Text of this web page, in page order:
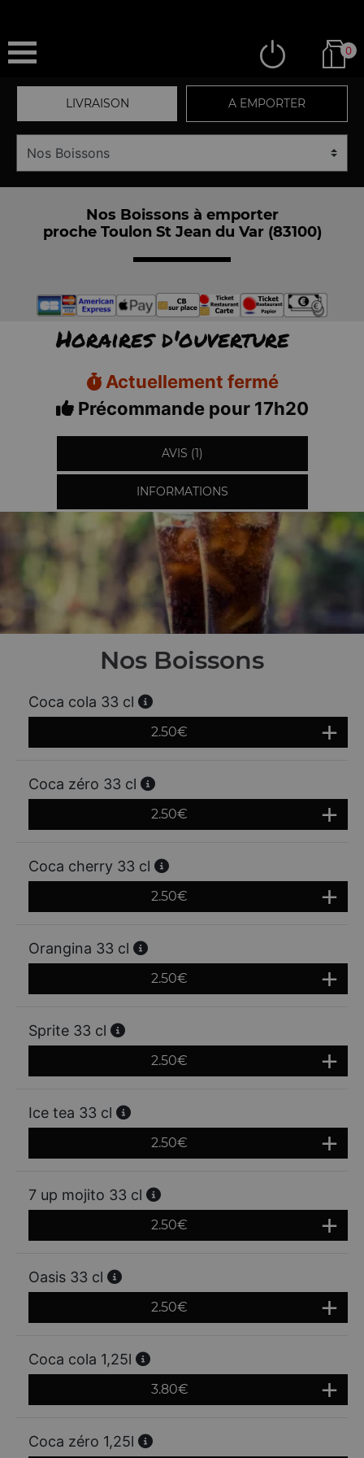
0
LIVRAISON A EMPORTER
Nos Boissons à emporter
proche Toulon St Jean du Var (83100)
Horaires d'ouverture
Actuellement fermé
Précommande pour 17h20
AVIS (1)
INFORMATIONS
Nos Boissons
Coca cola 33 cl
2.50€
Coca zéro 33 cl
2.50€
Coca cherry 33 cl
2.50€
Orangina 33 cl
2.50€
Sprite 33 cl
2.50€
Ice tea 33 cl
2.50€
7 up mojito 33 cl
2.50€
Oasis 33 cl
2.50€
Coca cola 1,25l
3.80€
Coca zéro 1,25l